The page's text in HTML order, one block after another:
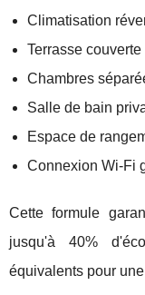
Climatisation
Terrasse
Chambres
Salle de bain
Espace de
Connexion Wi-Fi
Cette formule
jusqu'à 40%
équivalents pour